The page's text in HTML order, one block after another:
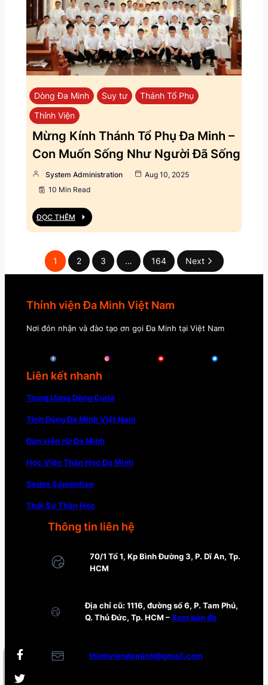
Dòng Đa Minh Suy tư
Thánh Tổ Phụ
Thỉnh Viện
Mừng Kính Thánh Tổ Phụ Đa Minh –
Con Muốn Sống Như Người Đã Sống
System Administration
Aug 10, 2025
10 Min Read
ĐỌC THÊM
1 2 3 … 164 Next
Thỉnh viện Đa Minh Việt Nam
Nơi đón nhận và đào tạo ơn gọi Đa Minh tại Việt Nam
Liên kết nhanh
Trung Ương Dòng Curia
Tỉnh Dòng Đa Minh Việt Nam
Đan viện nữ Đa Minh
Học Viện Thần Học Đa Minh
Sedes Sapientiae
Thời Sự Thần Học
Thông tin liên hệ
70/1 Tổ 1, Kp Bình Đường 3, P. Dĩ An, Tp.
HCM
Địa chỉ cũ: 1116, đường số 6, P. Tam Phú,
Q. Thủ Đức, Tp. HCM –Xem bản đồ
thinhviendaminh@gmail.com